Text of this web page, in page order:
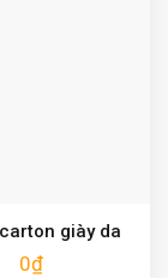
giày da
0₫